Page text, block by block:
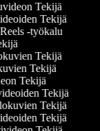
Tekijä
Tekijä
Reels -työkalu
Tekijä
Tekijä
Tekijä
Tekijä
Tekijä
Tekijä